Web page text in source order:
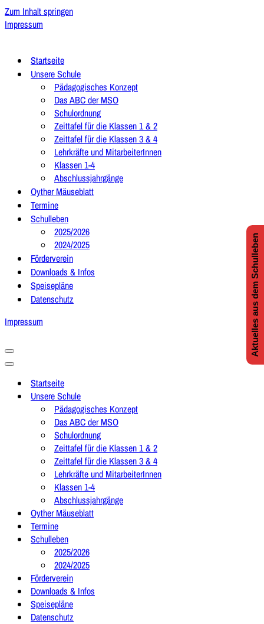
Zum Inhalt springen
Impressum
Startseite
Unsere Schule
Pädagogisches Konzept
Das ABC der MSO
Schulordnung
Zeittafel für die Klassen 1 & 2
Zeittafel für die Klassen 3 & 4
Lehrkräfte und MitarbeiterInnen
Klassen 1-4
Abschlussjahrgänge
Oyther Mäuseblatt
Termine
Schulleben
2025/2026
2024/2025
Förderverein
Downloads & Infos
Speisepläne
Datenschutz
Impressum
Navigationsmenü
Navigationsmenü
Startseite
Unsere Schule
Pädagogisches Konzept
Das ABC der MSO
Schulordnung
Zeittafel für die Klassen 1 & 2
Zeittafel für die Klassen 3 & 4
Lehrkräfte und MitarbeiterInnen
Klassen 1-4
Abschlussjahrgänge
Oyther Mäuseblatt
Termine
Schulleben
2025/2026
2024/2025
Förderverein
Downloads & Infos
Speisepläne
Datenschutz
Aktuelles aus dem Schulleben